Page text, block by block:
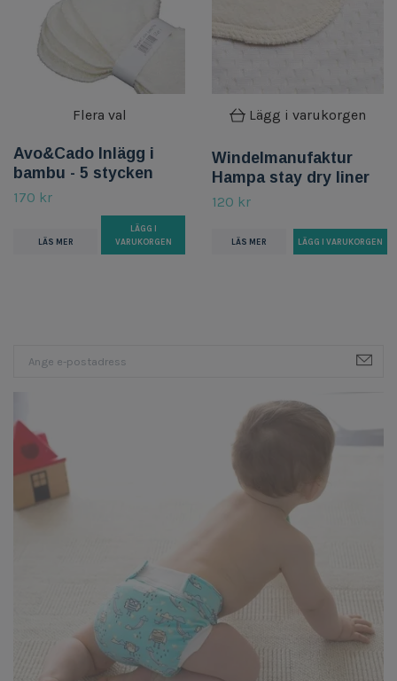
Flera val
Avo&Cado Inlägg i
bambu - 5 stycken
170 kr
LÄS MER
LÄGG I
VARUKORGEN
Lägg i varukorgen
Windelmanufaktur
Hampa stay dry liner
120 kr
LÄS MER